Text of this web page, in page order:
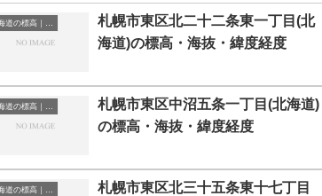
札幌市東区北二十二条東一丁目(北
海道)の標高・海抜・緯度経度
札幌市東区中沼五条一丁目(北海道)
の標高・海抜・緯度経度
札幌市東区北三十五条東十七丁目